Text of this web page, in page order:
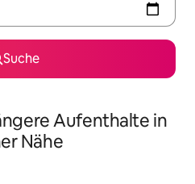
Suche
Aufenthalte in
Nähe